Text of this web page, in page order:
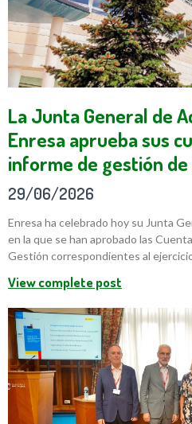
La Junta General de
Enresa aprueba sus
informe de gestión
29/06/2026
Enresa ha celebrado hoy su Junta
en la que se han aprobado las
Gestión correspondientes al
View complete post